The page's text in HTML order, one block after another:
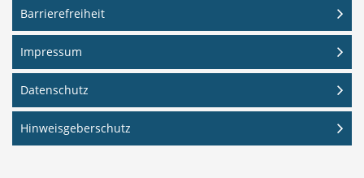
Barrierefreiheit
Impressum
Datenschutz
Hinweisgeberschutz